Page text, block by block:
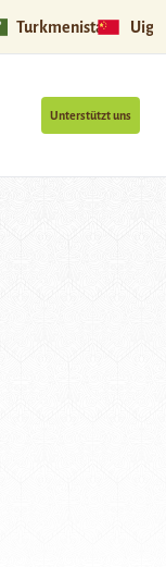
Turkmenistan
Unterstützt uns